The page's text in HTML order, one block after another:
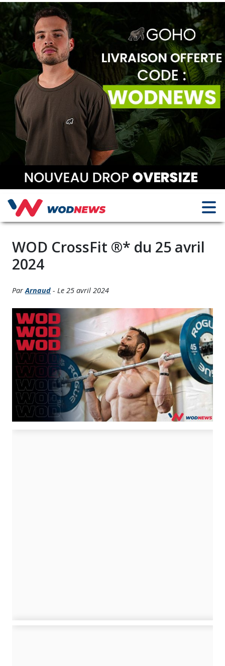
WOD CrossFit ®* du 25 avril
2024
ParArnaud - Le 25 avril 2024